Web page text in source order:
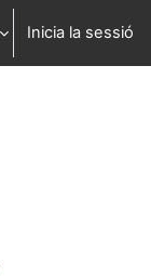
de la cerca
Inicia la sessió